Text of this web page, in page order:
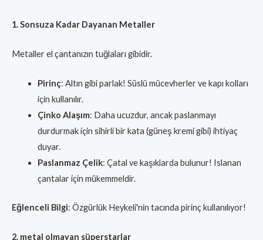
1. Sonsuza Kadar Dayanan Metaller
Metaller el çantanızın tuğlaları gibidir.
Pirinç: Altın gibi parlak! Süslü mücevherler ve kapı kolları
için kullanılır.
Çinko Alaşım: Daha ucuzdur, ancak paslanmayı
durdurmak için sihirli bir kata (güneş kremi gibi) ihtiyaç
duyar.
Paslanmaz Çelik: Çatal ve kaşıklarda bulunur! Islanan
çantalar için mükemmeldir.
Eğlenceli Bilgi: Özgürlük Heykeli'nin tacında pirinç kullanılıyor!
2. metal olmayan süperstarlar